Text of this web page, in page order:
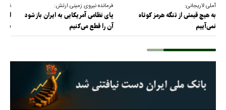
آملی لاریجانی:
به هیچ قیمتی از تنگه هرمز کوتاه
نمی‌آییم
فرمانده نیروی زمینی ارتش:
پای نظامی آمریکایی به ایران باز شود
آن را قطع می‌کنیم
از